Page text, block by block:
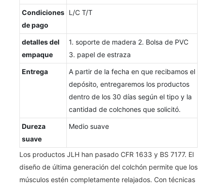
Condiciones
de pago
L/C T/T
detalles del
empaque
1. soporte de madera 2. Bolsa de PVC
3. papel de estraza
Entrega
A partir de la fecha en que recibamos el
depósito, entregaremos los productos
dentro de los 30 días según el tipo y la
cantidad de colchones que solicitó.
Dureza
suave
Medio suave
Los productos JLH han pasado CFR 1633 y BS 7177. El
diseño de última generación del colchón permite que los
músculos estén completamente relajados. Con técnicas